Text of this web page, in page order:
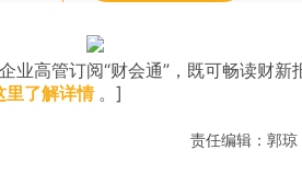
业高管订阅“财会通”，既可畅读财新
里了解详情 。]
责任编辑：郭